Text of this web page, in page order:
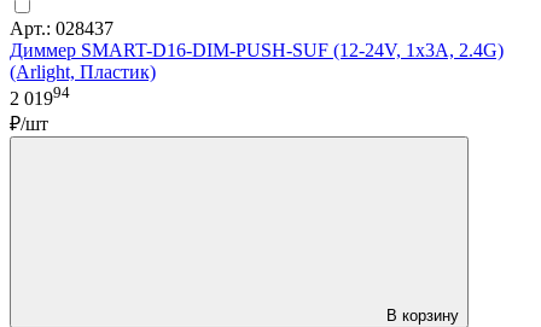
Арт.: 028437
Диммер SMART-D16-DIM-PUSH-SUF (12-24V, 1x3A, 2.4G)
(Arlight, Пластик)
2 01994
₽/шт
В корзину